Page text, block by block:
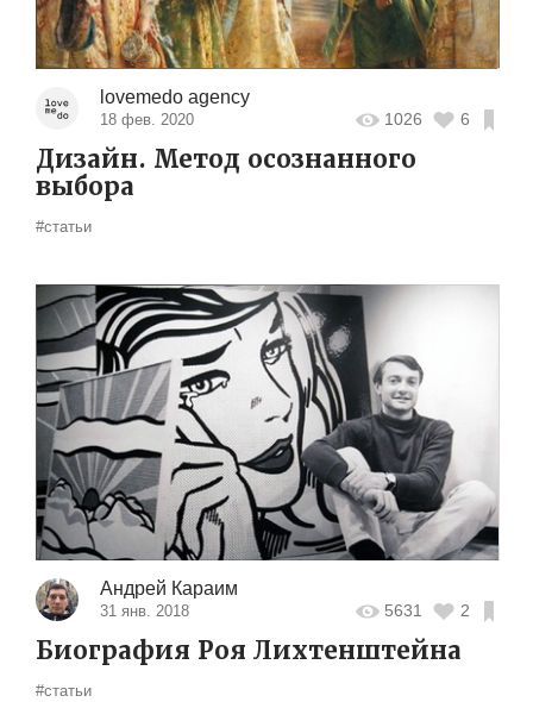
lovemedo agency
18 фев. 2020 1026 6
Дизайн. Метод осознанного
выбора
#статьи
Андрей Караим
31 янв. 2018 5631 2
Биография Роя Лихтенштейна
#статьи